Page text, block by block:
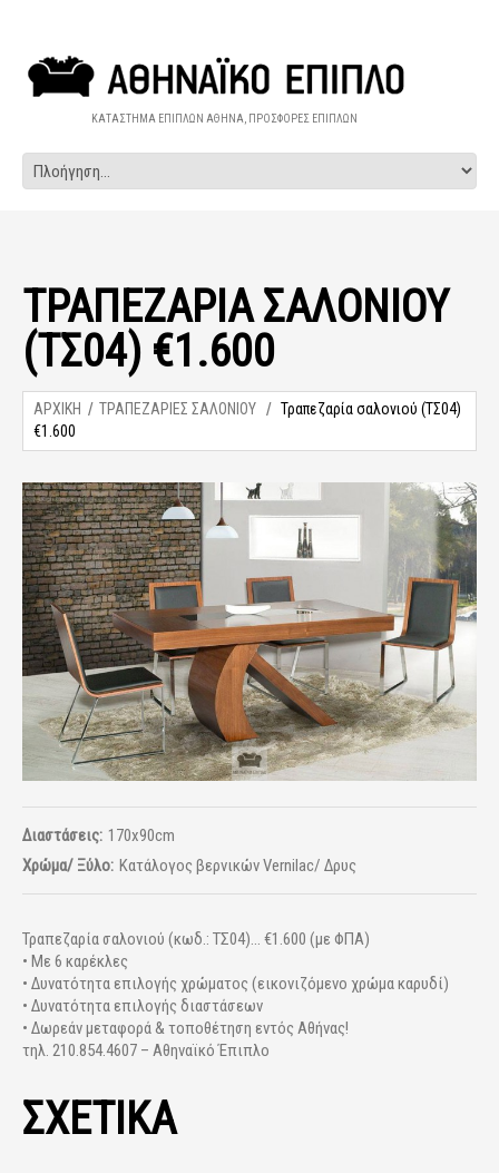
ΚΑΤΑΣΤΗΜΑ ΕΠΙΠΛΩΝ ΑΘΗΝΑ, ΠΡΟΣΦΟΡΕΣ ΕΠΙΠΛΩΝ
ΤΡΑΠΕΖΑΡΊΑ ΣΑΛΟΝΙΟΎ
(ΤΣ04) €1.600
ΑΡΧΙΚΗ ΤΡΑΠΕΖΑΡΙΕΣ ΣΑΛΟΝΙΟΥ
Τραπεζαρία σαλονιού (ΤΣ04)
€1.600
Διαστάσεις: 170x90cm
Χρώμα/ Ξύλο: Κατάλογος βερνικών Vernilac/ Δρυς
Τραπεζαρία σαλονιού (κωδ.: ΤΣ04)... €1.600 (με ΦΠΑ)
• Με 6 καρέκλες
• Δυνατότητα επιλογής χρώματος (εικονιζόμενο χρώμα καρυδί)
• Δυνατότητα επιλογής διαστάσεων
• Δωρεάν μεταφορά & τοποθέτηση εντός Αθήνας!
τηλ. 210.854.4607 – Αθηναϊκό Έπιπλο
ΣΧΕΤΙΚΑ